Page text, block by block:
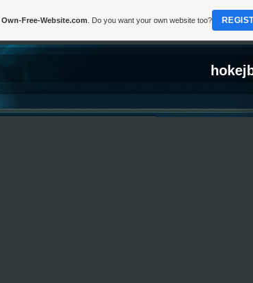
Own-Free-Website.com . Do you want your own website too?